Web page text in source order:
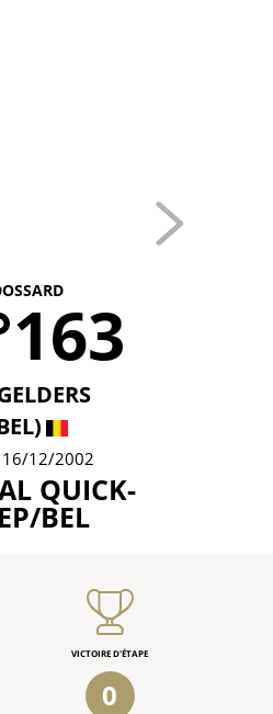
16/12/2002
QUICK-
BEL
VICTOIRE D'ÉTAPE
0